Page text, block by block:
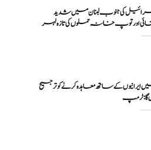
کی جنوب لبنان میں شدید
اور توپ خانہ حملوں کی تازہ لہر
ایرانیوں کے ساتھ معاہدہ کرنے کو ترجیح
گا : ٹرمپ